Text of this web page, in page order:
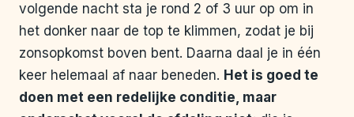
volgende nacht sta je rond 2 of 3 uur op om in
het donker naar de top te klimmen, zodat je bij
zonsopkomst boven bent. Daarna daal je in één
keer helemaal af naar beneden. Het is goed te
doen met een redelijke conditie, maar